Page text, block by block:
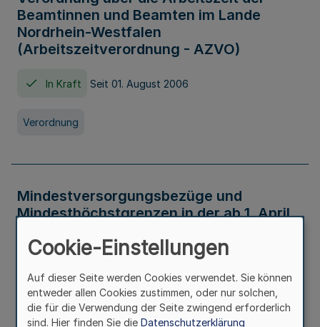
Beamtinnen und Beamten im Lande
Nordrhein-Westfalen
(Arbeitszeitverordnung - AZVO)
In Kraft Seit 01. August 2006
Verordnung
Mindestversorgungsbezüge und
Mindesthöchstgrenzen in der ab 1. April
Verwaltungsvorschrift
Cookie-Einstellungen
Auf dieser Seite werden Cookies verwendet. Sie können
entweder allen Cookies zustimmen, oder nur solchen,
die für die Verwendung der Seite zwingend erforderlich
sind. Hier finden Sie die Datenschutzerklärung